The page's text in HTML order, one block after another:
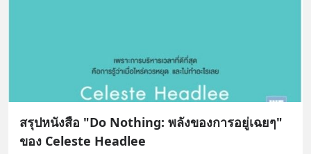
สรุปหนังสือ "Do Nothing: พลังของการอยู่เฉยๆ"
ของ Celeste Headlee